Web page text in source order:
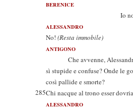
BERENICE
Io non
ALESSANDRO
No! (Resta immobile)
ANTIGONO
Che avvenne,
sì stupide e confuse? Onde le
così pallide e smorte?
285Chi nacque al trono esser
ALESSANDRO